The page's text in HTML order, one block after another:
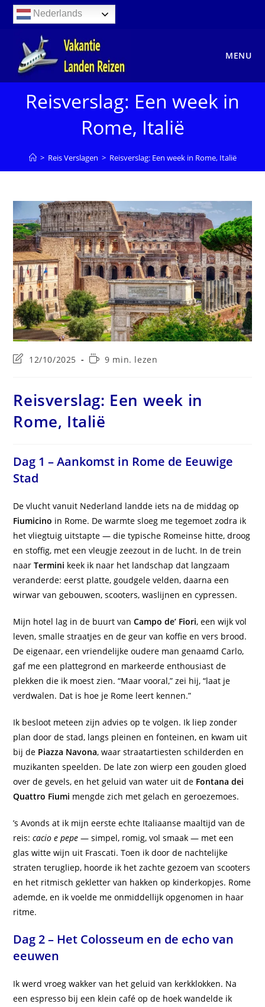
naar
Nederlands
MENU
Reisverslag: Een week in
Rome, Italië
> Reis Verslagen > Reisverslag: Een week in Rome, Italië
Laatste
bericht:
12/10/2025 Leestijd:
9 min. lezen
Reisverslag: Een week in
Rome, Italië
Dag 1 – Aankomst in Rome de Eeuwige
Stad
De vlucht vanuit Nederland landde iets na de middag op
Fiumicino in Rome. De warmte sloeg me tegemoet zodra ik
het vliegtuig uitstapte — die typische Romeinse hitte, droog
en stoffig, met een vleugje zeezout in de lucht. In de trein
naarTermini keek ik naar het landschap dat langzaam
veranderde: eerst platte, goudgele velden, daarna een
wirwar van gebouwen, scooters, waslijnen en cypressen.
Mijn hotel lag in de buurt vanCampo de’ Fiori, een wijk vol
leven, smalle straatjes en de geur van koffie en vers brood.
De eigenaar, een vriendelijke oudere man genaamd Carlo,
gaf me een plattegrond en markeerde enthousiast de
plekken die ik moest zien. “Maar vooral,” zei hij, “laat je
verdwalen. Dat is hoe je Rome leert kennen.”
Ik besloot meteen zijn advies op te volgen. Ik liep zonder
plan door de stad, langs pleinen en fonteinen, en kwam uit
bij de Piazza Navona, waar straatartiesten schilderden en
muzikanten speelden. De late zon wierp een gouden gloed
over de gevels, en het geluid van water uit de Fontana dei
Quattro Fiumi mengde zich met gelach en geroezemoes.
’s Avonds at ik mijn eerste echte Italiaanse maaltijd van de
reis:cacio e pepe — simpel, romig, vol smaak — met een
glas witte wijn uit Frascati. Toen ik door de nachtelijke
straten terugliep, hoorde ik het zachte gezoem van scooters
en het ritmisch gekletter van hakken op kinderkopjes. Rome
ademde, en ik voelde me onmiddellijk opgenomen in haar
ritme.
Dag 2 – Het Colosseum en de echo van
eeuwen
Ik werd vroeg wakker van het geluid van kerkklokken. Na
een espresso bij een klein café op de hoek wandelde ik